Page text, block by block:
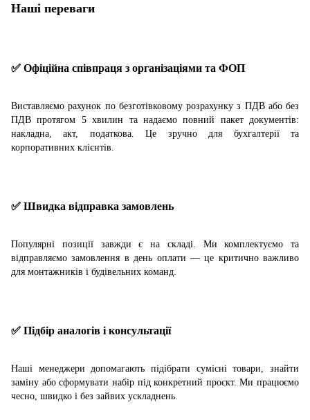
Наші переваги
✅ Офіційна співпраця з організаціями та ФОП
Виставляємо рахунок по безготівковому розрахунку з ПДВ або без
ПДВ протягом 5 хвилин та надаємо повний пакет документів:
накладна, акт, податкова. Це зручно для бухгалтерії та
корпоративних клієнтів.
✅ Швидка відправка замовлень
Популярні позиції завжди є на складі. Ми комплектуємо та
відправляємо замовлення в день оплати — це критично важливо
для монтажників і будівельних команд.
✅ Підбір аналогів і консультації
Наші менеджери допомагають підібрати сумісні товари, знайти
заміну або сформувати набір під конкретний проєкт. Ми працюємо
чесно, швидко і без зайвих ускладнень.